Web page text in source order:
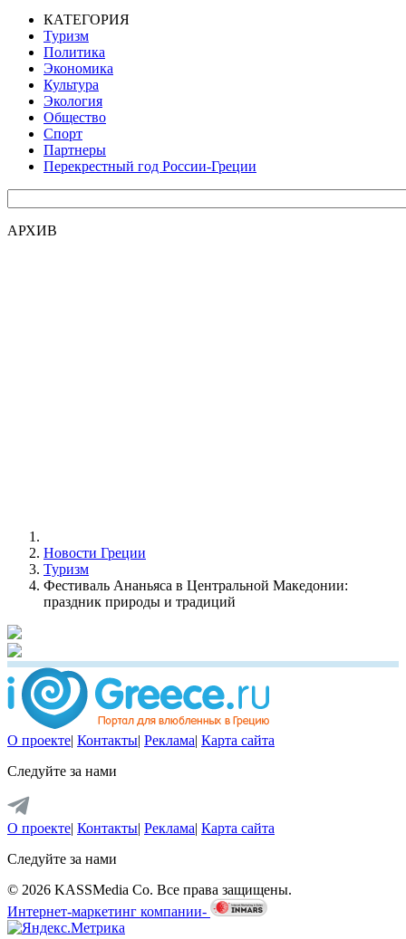
КАТЕГОРИЯ
Туризм
Политика
Экономика
Культура
Экология
Общество
Спорт
Партнеры
Перекрестный год России-Греции
АРХИВ
Новости Греции
Туризм
Фестиваль Ананьяса в Центральной Македонии:
праздник природы и традиций
О проекте| Контакты| Реклама| Карта сайта
Следуйте за нами
О проекте| Контакты| Реклама| Карта сайта
Следуйте за нами
© 2026 KASSMedia Co. Все права защищены.
Интернет-маркетинг компании-